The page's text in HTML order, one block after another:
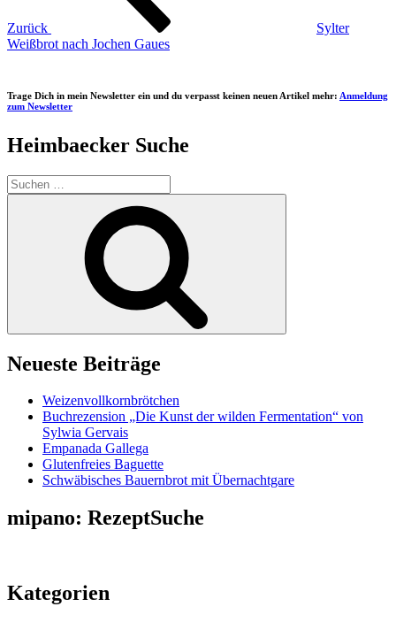
Zurück
Sylter
Weißbrot nach Jochen Gaues
Trage Dich in mein Newsletter ein und du verpasst keinen neuen Artikel mehr: Anmeldung
zum Newsletter
Heimbaecker Suche
Suchen
nach:
Neueste Beiträge
Weizenvollkornbrötchen
Buchrezension „Die Kunst der wilden Fermentation“ von
Sylwia Gervais
Empanada Gallega
Glutenfreies Baguette
Schwäbisches Bauernbrot mit Übernachtgare
mipano: RezeptSuche
Kategorien